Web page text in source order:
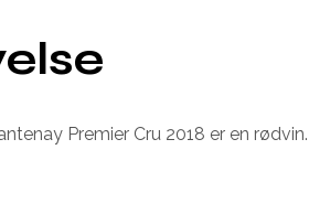
Premier Cru 2018 er en